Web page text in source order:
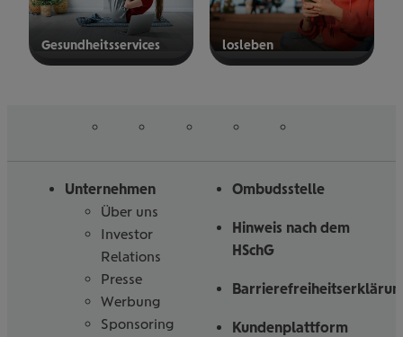
Gesund­heits­ser­vices los­le­ben
Unternehmen
Über uns
Investor
Relations
Presse
Werbung
Sponsoring
Ombudsstelle
Hinweis nach dem
HSchG
Kundenplattform
uns